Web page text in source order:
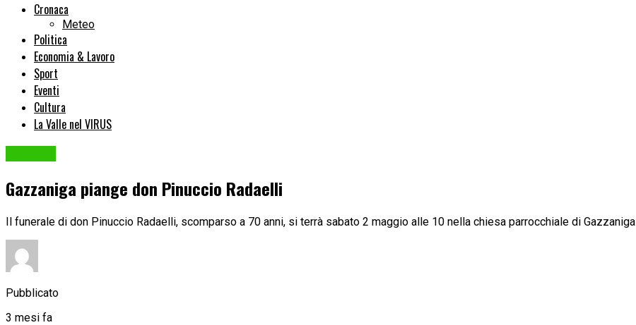
Cronaca
Meteo
Politica
Economia & Lavoro
Sport
Eventi
Cultura
La Valle nel VIRUS
Gazzaniga piange don Pinuccio Radaelli
Il funerale di don Pinuccio Radaelli, scomparso a 70 anni, si terrà sabato 2 maggio alle 10 nella chiesa parrocchiale di Gazzaniga
Pubblicato
3 mesi fa